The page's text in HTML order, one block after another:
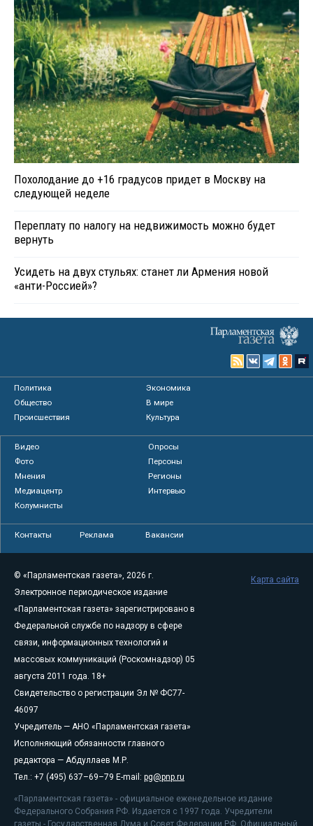
Похолодание до +16 градусов придет в Москву на
следующей неделе
Переплату по налогу на недвижимость можно будет
вернуть
Усидеть на двух стульях: станет ли Армения новой
«анти-Россией»?
Политика
Экономика
Общество
В мире
Происшествия
Культура
Видео
Опросы
Фото
Персоны
Мнения
Регионы
Медиацентр
Интервью
Колумнисты
Контакты Реклама Вакансии
© «Парламентская газета», 2026 г.
Электронное периодическое издание
«Парламентская газета» зарегистрировано в
Федеральной службе по надзору в сфере
связи, информационных технологий и
массовых коммуникаций (Роскомнадзор) 05
августа 2011 года. 18+
Свидетельство о регистрации Эл № ФС77-
46097
Учредитель — АНО «Парламентская газета»
Исполняющий обязанности главного
редактора — Абдуллаев М.Р.
Тел.: +7 (495) 637–69–79 E-mail: pg@pnp.ru
«Парламентская газета» - официальное еженедельное издание
Федерального Собрания РФ. Издается с 1997 года. Учредители
газеты - Государственная Дума и Совет Федерации РФ. Официальный
Карта сайта